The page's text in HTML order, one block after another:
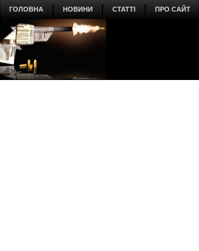
ГОЛОВНА НОВИНИ СТАТТІ ПРО САЙТ